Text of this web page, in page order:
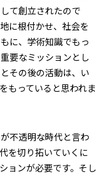
て創立されたので
に根付かせ、社会を
に、学術知識でもっ
要なミッションとし
その後の活動は、い
もっていると思われま
不透明な時代と言わ
を切り拓いていくに
ョンが必要です。そし